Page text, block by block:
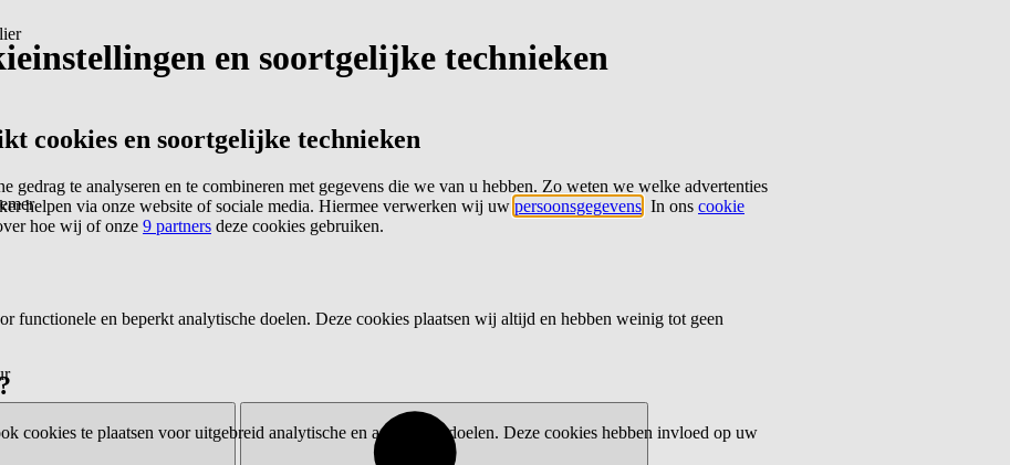
en soortgelijke technieken
cookies en soortgelijke technieken
gedrag te analyseren en te combineren met gegevens die we van u hebben. Zo weten we welke advertenties
helpen via onze website of sociale media. Hiermee verwerken wij uw persoonsgegevens . In ons cookie
hoe wij of onze 9 partners deze cookies gebruiken.
functionele en beperkt analytische doelen. Deze cookies plaatsen wij altijd en hebben weinig tot geen
cookies te plaatsen voor uitgebreid analytische en advertentiedoelen. Deze cookies hebben invloed op uw